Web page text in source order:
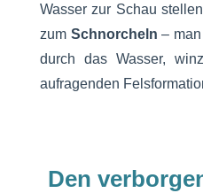
Wasser zur Schau
zum Schnorcheln –
durch das Wasser,
aufragenden
Den